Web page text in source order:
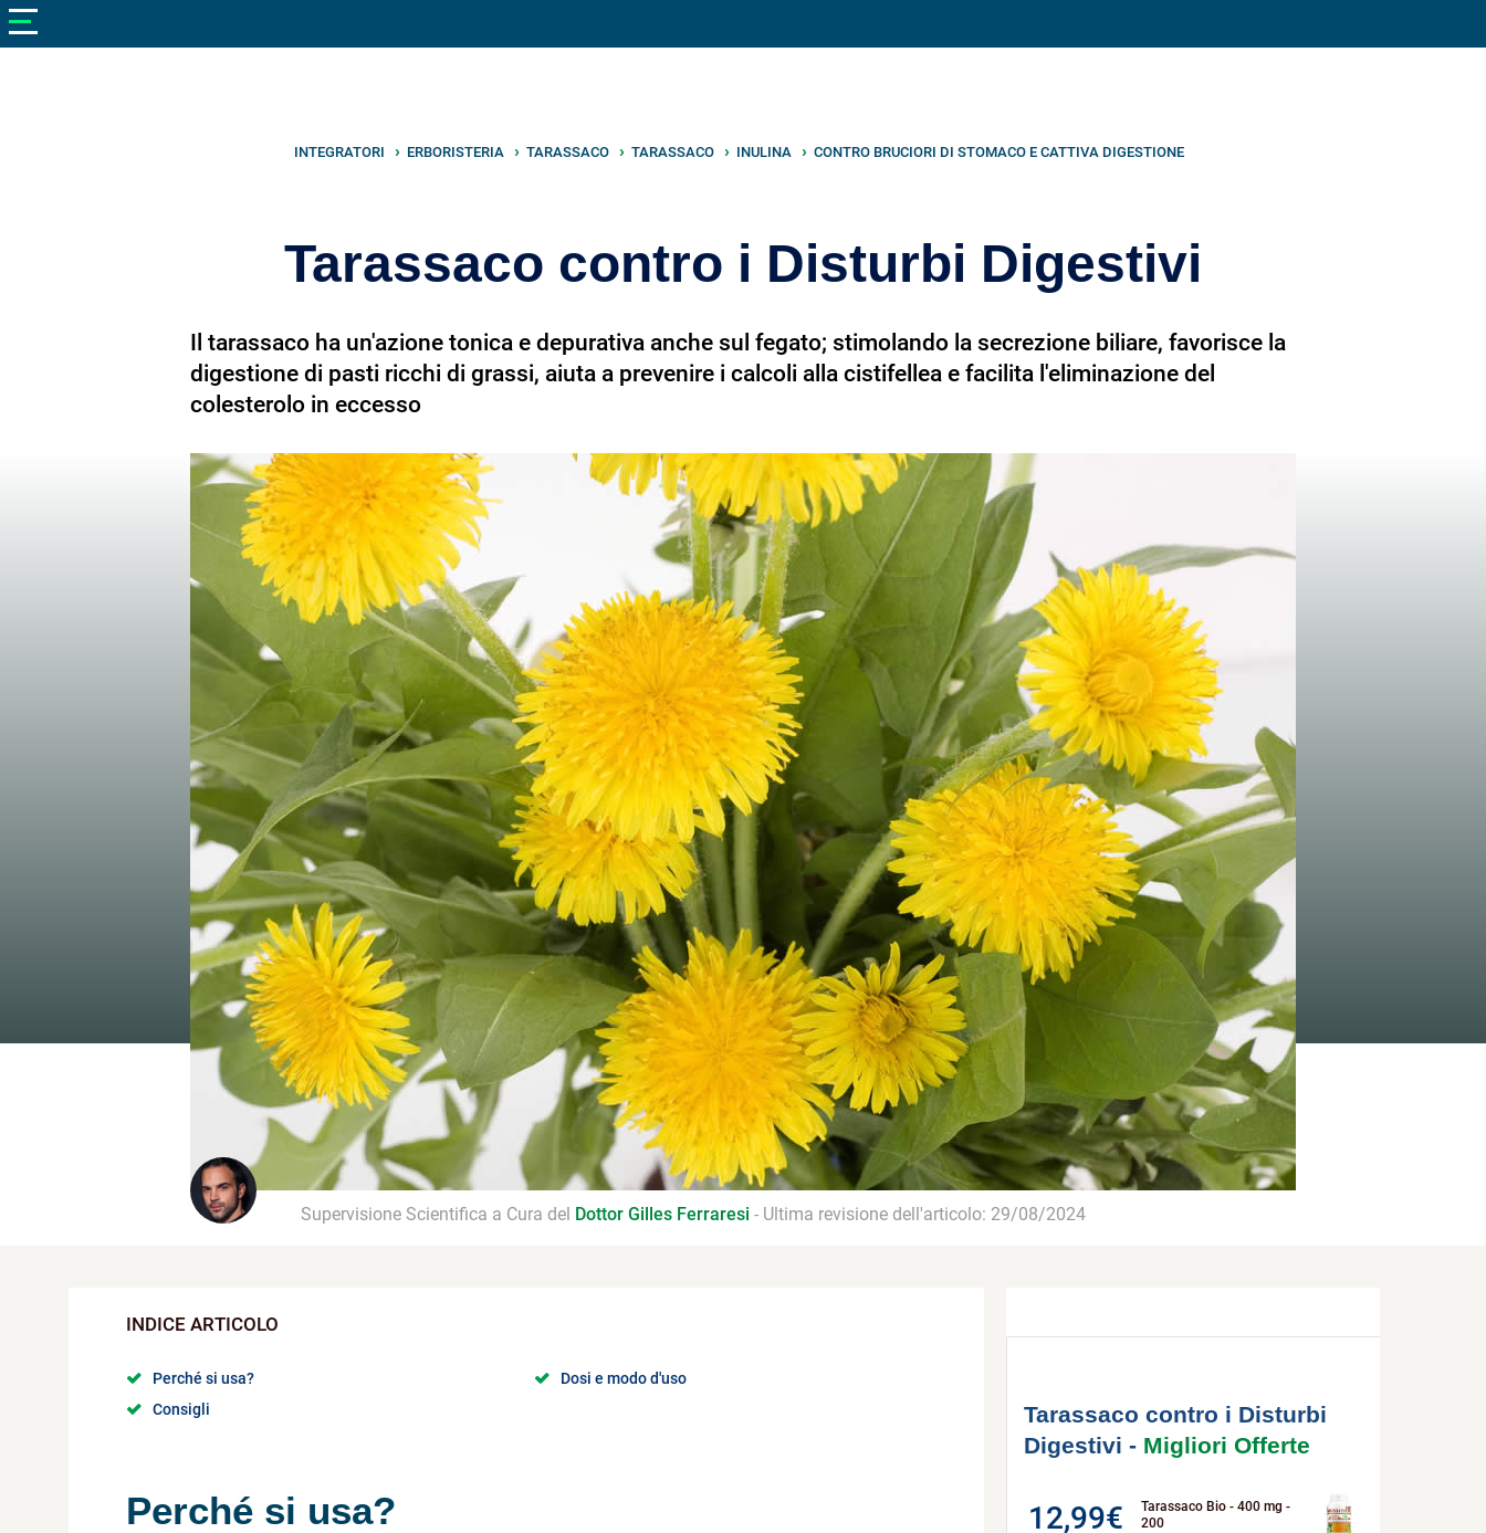
INTEGRATORI ERBORISTERIA TARASSACO TARASSACO INULINA CONTRO BRUCIORI DI STOMACO E CATTIVA DIGESTIONE
Tarassaco contro i Disturbi Digestivi
Il tarassaco ha un'azione tonica e depurativa anche sul fegato; stimolando la secrezione biliare, favorisce la
digestione di pasti ricchi di grassi, aiuta a prevenire i calcoli alla cistifellea e facilita l'eliminazione del
colesterolo in eccesso
Supervisione Scientifica a Cura del Dottor Gilles Ferraresi - Ultima revisione dell'articolo: 29/08/2024
Perché si usa?
Dosi e modo d'uso
Consigli
Perché si usa?
Tarassaco contro i Disturbi
Digestivi - Migliori Offerte
12,99€
Tarassaco Bio - 400 mg -
200
V netonutrizione